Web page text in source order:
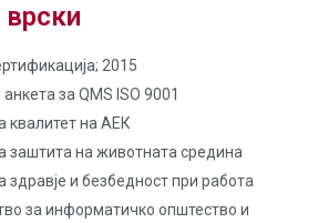
2015
за QMS ISO 9001
квалитет на AЕК
заштита на животната средина
здравје и безбедност при работа
за информатичко општество и